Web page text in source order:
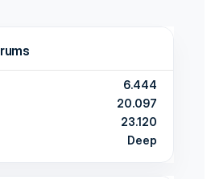
6.444
20.097
23.120
Deep